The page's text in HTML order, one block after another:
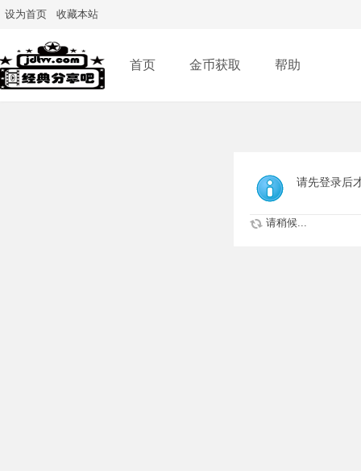
设为首页 收藏本站
首页 金币获取 帮助
请先登录后
请稍候...